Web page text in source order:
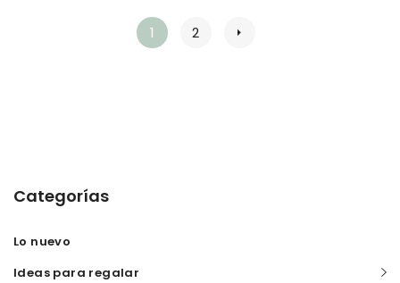
1 2
Categorías
Lo nuevo
Ideas para regalar